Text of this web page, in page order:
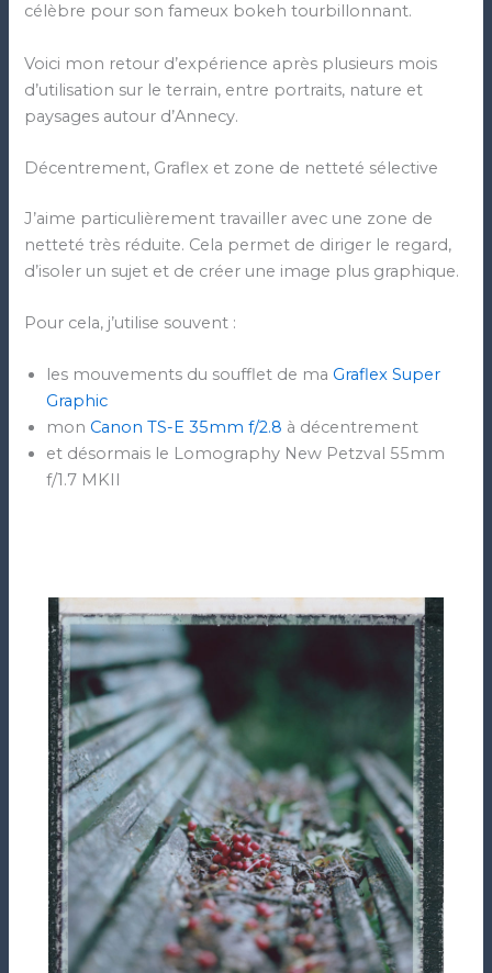
célèbre pour son fameux bokeh tourbillonnant.
Voici mon retour d’expérience après plusieurs mois
d’utilisation sur le terrain, entre portraits, nature et
paysages autour d’Annecy.
Décentrement, Graflex et zone de netteté sélective
J’aime particulièrement travailler avec une zone de
netteté très réduite. Cela permet de diriger le regard,
d’isoler un sujet et de créer une image plus graphique.
Pour cela, j’utilise souvent :
les mouvements du soufflet de ma Graflex Super
Graphic
mon Canon TS-E 35mm f/2.8 à décentrement
et désormais le Lomography New Petzval 55mm
f/1.7 MKII